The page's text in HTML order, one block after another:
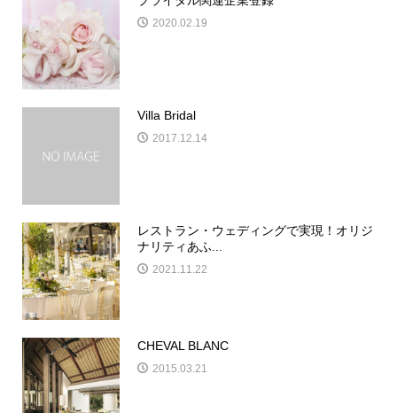
2020.02.19
Villa Bridal
2017.12.14
レストラン・ウェディングで実現！オリジ
ナリティあふ...
2021.11.22
CHEVAL BLANC
2015.03.21